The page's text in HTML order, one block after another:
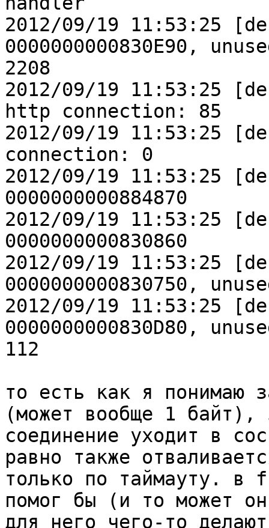
2012/09/19 11:53:25
0000000000830E90,
2208
2012/09/19 11:53:25
http connection: 85
2012/09/19 11:53:25
connection: 0
2012/09/19 11:53:25
0000000000884870
2012/09/19 11:53:25
0000000000830860
2012/09/19 11:53:25
0000000000830750,
2012/09/19 11:53:25
0000000000830D80,
112
то есть как я понимаю
(может вообще 1 байт),
соединение уходит в
равно также
только по таймауту. в
помог бы (и то может
для него чего-то